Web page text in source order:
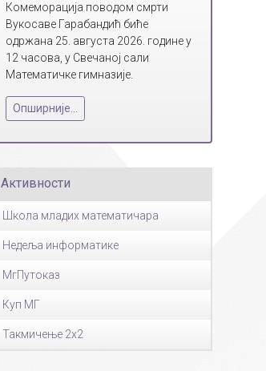
Биологија
Хемија
Друштвене науке
Физичко васпитање
Критеријуми за
Комеморација поводом смрти
Вукосаве Гарабандић биће
одржана 25. августа 2026. године у
12 часова, у Свечаној сали
Математичке гимназије.
Опширније...
Активности
Школа младих математичара
Недеља информатике
МгПутоказ
Куп МГ
Такмичење 2x2